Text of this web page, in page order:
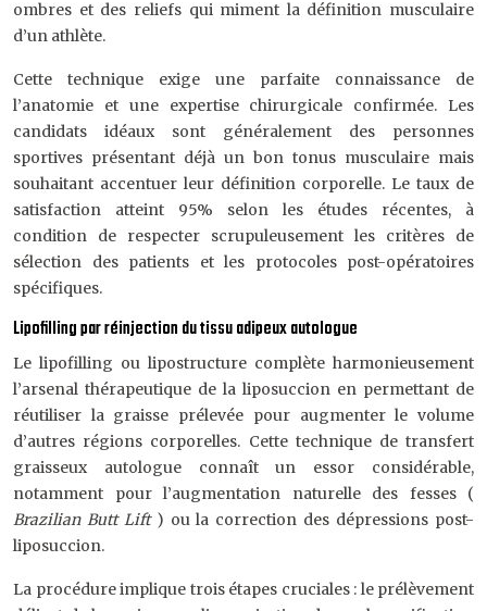
ombres et des reliefs qui miment la définition musculaire
d’un athlète.
Cette technique exige une parfaite connaissance de
l’anatomie et une expertise chirurgicale confirmée. Les
candidats idéaux sont généralement des personnes
sportives présentant déjà un bon tonus musculaire mais
souhaitant accentuer leur définition corporelle. Le taux de
satisfaction atteint 95% selon les études récentes, à
condition de respecter scrupuleusement les critères de
sélection des patients et les protocoles post-opératoires
spécifiques.
Lipofilling par réinjection du tissu adipeux autologue
Le lipofilling ou lipostructure complète harmonieusement
l’arsenal thérapeutique de la liposuccion en permettant de
réutiliser la graisse prélevée pour augmenter le volume
d’autres régions corporelles. Cette technique de transfert
graisseux autologue connaît un essor considérable,
notamment pour l’augmentation naturelle des fesses (
Brazilian Butt Lift ) ou la correction des dépressions post-
liposuccion.
La procédure implique trois étapes cruciales : le prélèvement